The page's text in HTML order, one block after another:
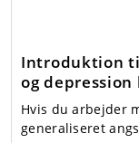
Introduktion
og depression
Hvis du arbejder
generaliseret